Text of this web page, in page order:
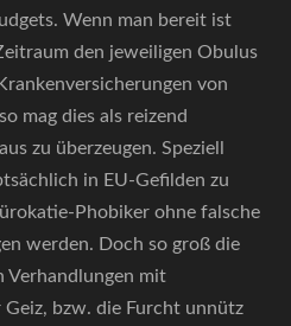
Wenn man bereit ist
den jeweiligen Obulus
von
mag dies als reizend
zu überzeugen. Speziell
in EU-Gefilden zu
Phobiker ohne falsche
werden. Doch so groß die
Verhandlungen mit
Geiz, bzw. die Furcht unnütz